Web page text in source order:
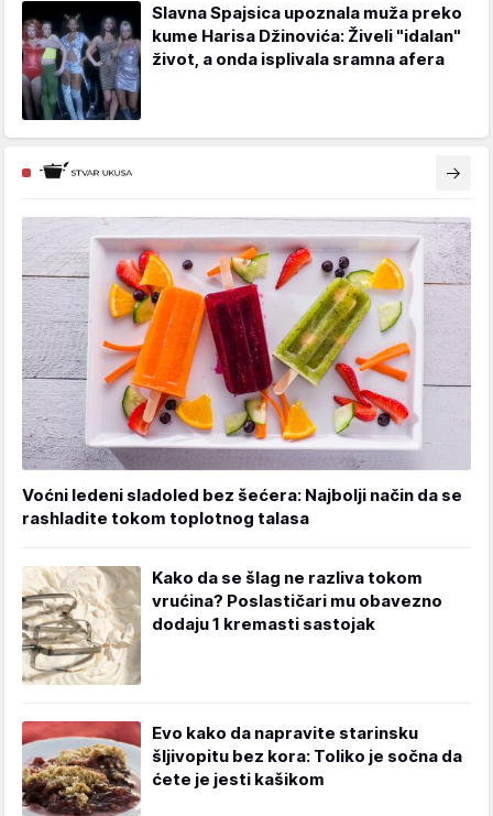
Slavna Spajsica upoznala muža preko
kume Harisa Džinovića: Živeli "idalan"
život, a onda isplivala sramna afera
Voćni ledeni sladoled bez šećera: Najbolji način da se
rashladite tokom toplotnog talasa
Kako da se šlag ne razliva tokom
vrućina? Poslastičari mu obavezno
dodaju 1 kremasti sastojak
Evo kako da napravite starinsku
šljivopitu bez kora: Toliko je sočna da
ćete je jesti kašikom